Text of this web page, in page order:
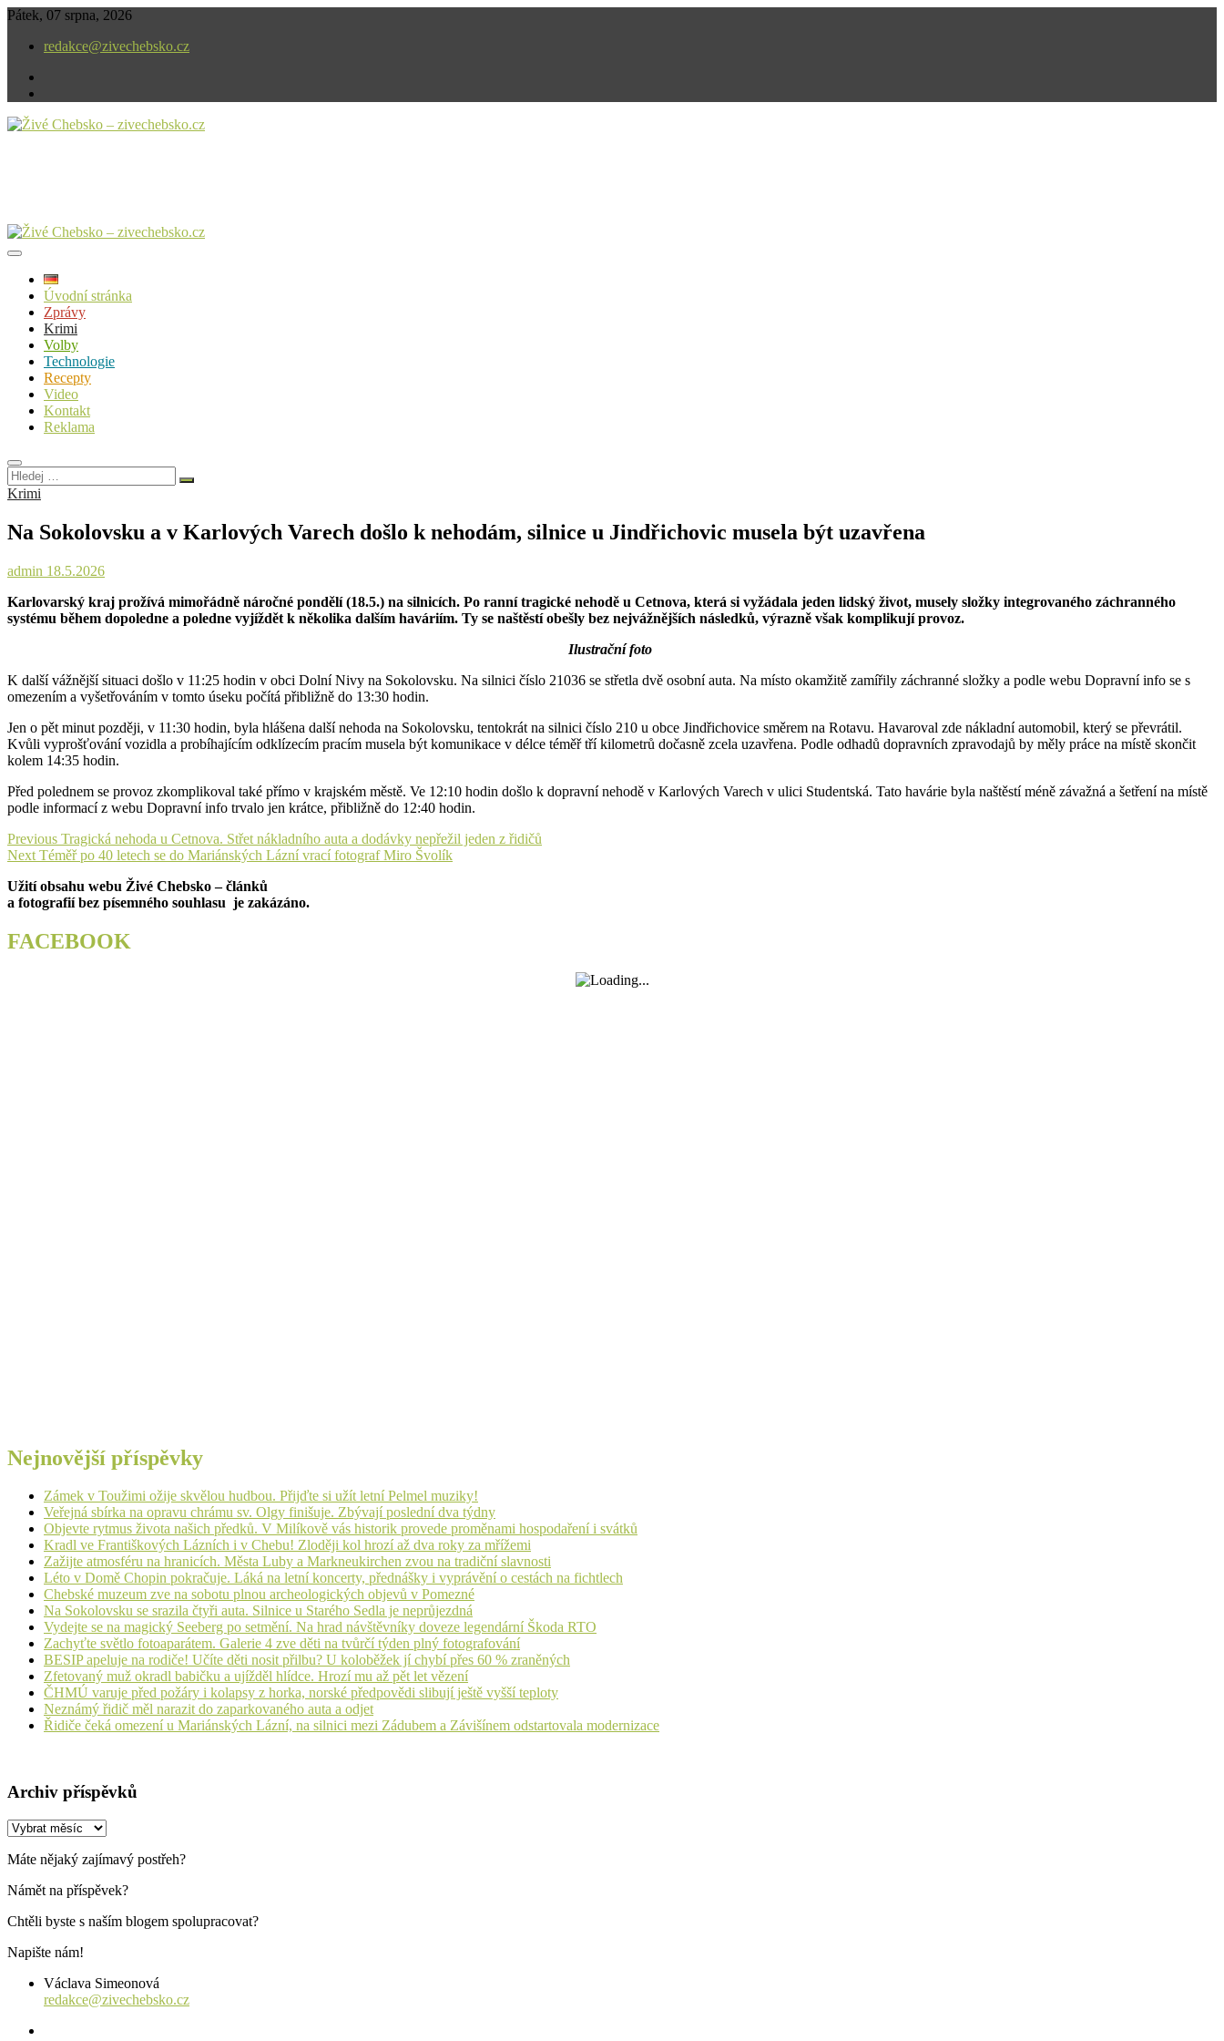
Skip
content
Pátek, 07 srpna, 2026
redakce@zivechebsko.cz
Úvodní stránka
Zprávy
Krimi
Volby
Technologie
Recepty
Video
Kontakt
Reklama
Hledej
…
Krimi
Na Sokolovsku a v Karlových Varech došlo k nehodám, silnice u Jindřichovic musela být uzavřena
admin 18.5.2026
Karlovarský kraj prožívá mimořádně náročné pondělí (18.5.) na silnicích. Po ranní tragické nehodě u Cetnova, která si vyžádala jeden lidský život, musely složky integrovaného záchranného
systému během dopoledne a poledne vyjíždět k několika dalším haváriím. Ty se naštěstí obešly bez nejvážnějších následků, výrazně však komplikují provoz.
Ilustrační foto
K další vážnější situaci došlo v 11:25 hodin v obci Dolní Nivy na Sokolovsku. Na silnici číslo 21036 se střetla dvě osobní auta. Na místo okamžitě zamířily záchranné složky a podle webu Dopravní info se s
omezením a vyšetřováním v tomto úseku počítá přibližně do 13:30 hodin.
Jen o pět minut později, v 11:30 hodin, byla hlášena další nehoda na Sokolovsku, tentokrát na silnici číslo 210 u obce Jindřichovice směrem na Rotavu. Havaroval zde nákladní automobil, který se převrátil.
Kvůli vyprošťování vozidla a probíhajícím odklízecím pracím musela být komunikace v délce téměř tří kilometrů dočasně zcela uzavřena. Podle odhadů dopravních zpravodajů by měly práce na místě skončit
kolem 14:35 hodin.
Před polednem se provoz zkomplikoval také přímo v krajském městě. Ve 12:10 hodin došlo k dopravní nehodě v Karlových Varech v ulici Studentská. Tato havárie byla naštěstí méně závažná a šetření na místě
podle informací z webu Dopravní info trvalo jen krátce, přibližně do 12:40 hodin.
Navigace
pro
příspěvek
Previous Previous
post:
Tragická nehoda u Cetnova. Střet nákladního auta a dodávky nepřežil jeden z řidičů
Next Next
Téměř po 40 letech se do Mariánských Lázní vrací fotograf Miro Švolík
Užití obsahu webu Živé Chebsko – článků
a fotografií bez písemného souhlasu je zakázáno.
FACEBOOK
Nejnovější příspěvky
Zámek v Toužimi ožije skvělou hudbou. Přijďte si užít letní Pelmel muziky!
Veřejná sbírka na opravu chrámu sv. Olgy finišuje. Zbývají poslední dva týdny
Objevte rytmus života našich předků. V Milíkově vás historik provede proměnami hospodaření i svátků
Kradl ve Františkových Lázních i v Chebu! Zloději kol hrozí až dva roky za mřížemi
Zažijte atmosféru na hranicích. Města Luby a Markneukirchen zvou na tradiční slavnosti
Léto v Domě Chopin pokračuje. Láká na letní koncerty, přednášky i vyprávění o cestách na fichtlech
Chebské muzeum zve na sobotu plnou archeologických objevů v Pomezné
Na Sokolovsku se srazila čtyři auta. Silnice u Starého Sedla je neprůjezdná
Vydejte se na magický Seeberg po setmění. Na hrad návštěvníky doveze legendární Škoda RTO
Zachyťte světlo fotoaparátem. Galerie 4 zve děti na tvůrčí týden plný fotografování
BESIP apeluje na rodiče! Učíte děti nosit přilbu? U koloběžek jí chybí přes 60 % zraněných
Zfetovaný muž okradl babičku a ujížděl hlídce. Hrozí mu až pět let vězení
ČHMÚ varuje před požáry i kolapsy z horka, norské předpovědi slibují ještě vyšší teploty
Neznámý řidič měl narazit do zaparkovaného auta a odjet
Řidiče čeká omezení u Mariánských Lázní, na silnici mezi Zádubem a Závišínem odstartovala modernizace
Archiv příspěvků
Archiv
Máte nějaký zajímavý postřeh?
Námět na příspěvek?
Chtěli byste s naším blogem spolupracovat?
Napište nám!
Václava Simeonová
redakce@zivechebsko.cz